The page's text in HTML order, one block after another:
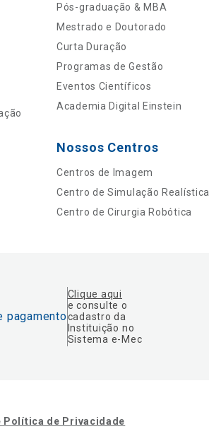
Pós-graduação & MBA
Mestrado e Doutorado
Curta Duração
Programas de Gestão
Eventos Científicos
Academia Digital Einstein
Nossos Centros
Centros de Imagem
Centro de Simulação Realística
Centro de Cirurgia Robótica
pagamento
Clique aqui
e consulte o
cadastro da
Instituição no
Sistema e-Mec
Política de Privacidade